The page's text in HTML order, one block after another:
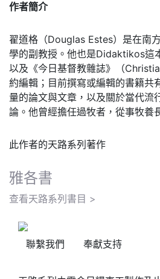
作者簡介
翟道格（Douglas Estes）是在南
學的副教授。他也是Didaktikos這
以及《今日基督教雜誌》（
約編輯；目前撰寫或編輯的書籍共
量的論文與文章，以及關於當代流
論。他曾經擔任過牧者，從事牧養
此作者的天路系列著作
雅各書
查看天路系列書目 >
聯繫我們 奉獻支持